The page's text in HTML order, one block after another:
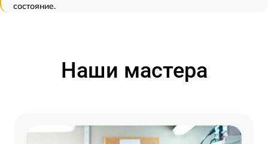
состояние.
Наши мастера